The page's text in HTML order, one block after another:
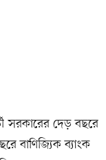
সরকারের দেড় বছরে
বাণিজ্যিক ব্যাংক